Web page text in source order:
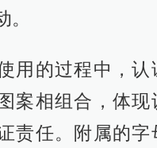
用的过程中，认
案相组合，体现
责任。附属的字